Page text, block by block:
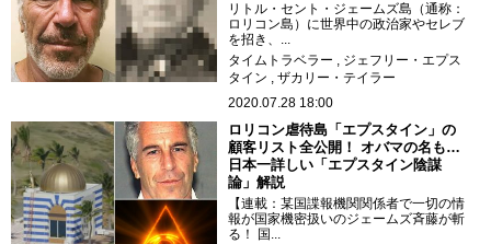
リトル・セント・ジェームズ島（通称：
ロリコン島）に世界中の政治家やセレブ
を招き、...
タイムトラベラー
ジェフリー・エプス
タイン
ザカリー・テイラー
2020.07.28 18:00
ロリコン虐待島「エプスタイン」の
顧客リスト全公開！ オバマの名も…
日本一詳しい「エプスタイン陰謀
論」解説
【連載：某国諜報機関関係者で一切の情
報が国家機密扱いのジェームズ斉藤が斬
る！ 国...